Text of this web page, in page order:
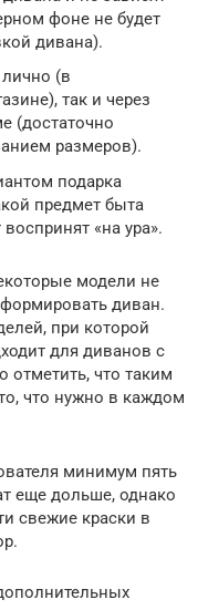
фоне не будет
дивана).
лично (в
так и через
(достаточно
размеров).
подарка
предмет быта
«на ура».
модели не
диван.
при которой
для диванов с
отметить, что таким
что нужно в каждом
минимум пять
еще дольше, однако
свежие краски в